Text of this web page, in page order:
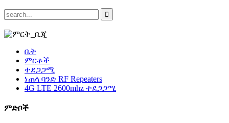
ቤት
ምርቶች
ተደጋጋሚ
ነጠላ ባንድ RF Repeaters
4G LTE 2600mhz ተደጋጋሚ
ምድቦች